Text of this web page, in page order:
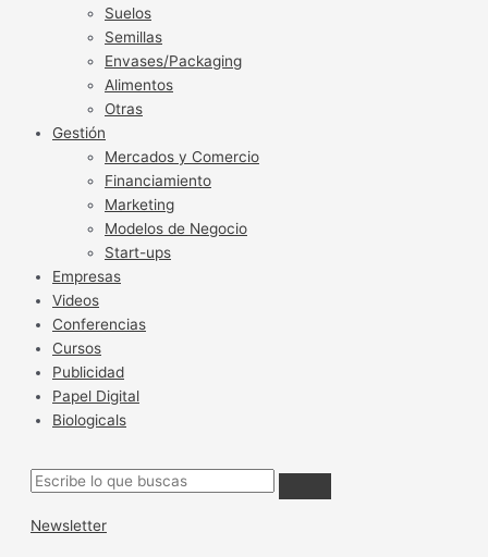
Suelos
Semillas
Envases/Packaging
Alimentos
Otras
Gestión
Mercados y Comercio
Financiamiento
Marketing
Modelos de Negocio
Start-ups
Empresas
Videos
Conferencias
Cursos
Publicidad
Papel Digital
Biologicals
Newsletter